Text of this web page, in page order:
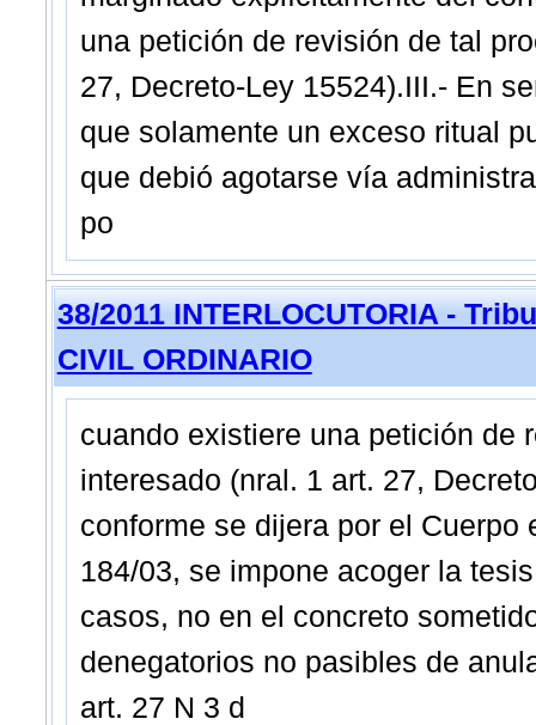
una petición de revisión de tal
27, Decreto-Ley 15524).III.- En
que solamente un exceso ritual
que debió agotarse vía
po
38/2011 INTERLOCUTORIA -
CIVIL ORDINARIO
cuando existiere una petición de
interesado (nral. 1 art. 27,
conforme se dijera por el
184/03, se impone acoger la
casos, no en el concreto
denegatorios no pasibles de
art. 27 N 3 d